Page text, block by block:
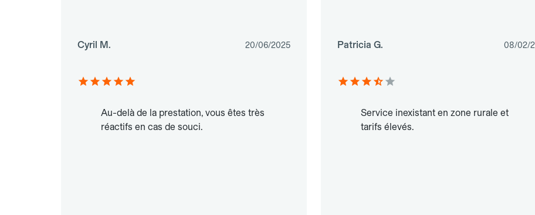
Cyril M. 20/06/2025 Patricia G. 08/02/
Au-delà de la prestation, vous êtes très
réactifs en cas de souci.
Service inexistant en zone rurale et
tarifs élevés.